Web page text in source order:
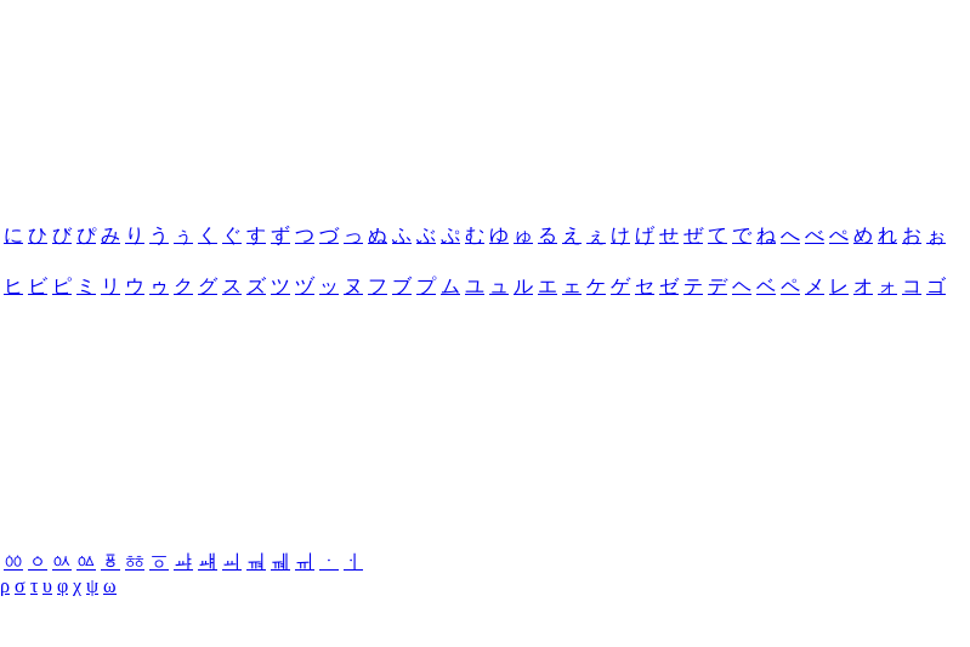
に ひ び ぴ み り う ぅ く ぐ す ず つ づ っ ぬ ふ ぶ ぷ む ゆ ゅ る え ぇ け げ せ ぜ て で ね へ べ ぺ め れ お ぉ
ヒ ビ ピ ミ リ ウ ゥ ク グ ス ズ ツ ヅ ッ ヌ フ ブ プ ム ユ ュ ル エ ェ ケ ゲ セ ゼ テ デ ヘ ベ ペ メ レ オ ォ コ ゴ
ㆀ ㆁ ㆂ ㆃ ㆄ ㆅ ㆆ ㆇ ㆈ ㆉ ㆊ ㆋ ㆌ ㆍ
ㆎ
ρ σ τ υ φ χ ψ ω